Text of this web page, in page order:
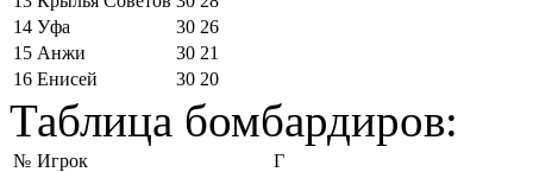
14 Уфа 30 26
15 Анжи 30 21
16 Енисей 30 20
Таблица бомбардиров:
№ Игрок
Г